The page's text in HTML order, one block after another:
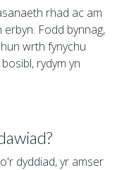
rhad ac am
Fodd bynnag,
wrth fynychu
rydym yn
dyddiad, yr amser